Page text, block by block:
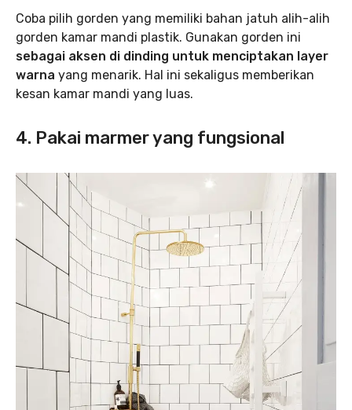
Coba pilih gorden yang memiliki bahan jatuh alih-alih
gorden kamar mandi plastik. Gunakan gorden ini
sebagai aksen di dinding untuk menciptakan layer
warna yang menarik. Hal ini sekaligus memberikan
kesan kamar mandi yang luas.
4. Pakai marmer yang fungsional